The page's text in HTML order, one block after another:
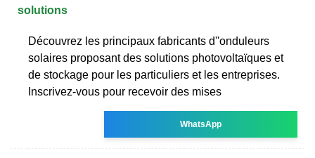
solutions
Découvrez les principaux fabricants d''onduleurs
solaires proposant des solutions photovoltaïques et
de stockage pour les particuliers et les entreprises.
Inscrivez-vous pour recevoir des mises
WhatsApp